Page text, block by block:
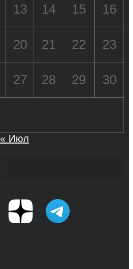
13 14 15 16
20 21 22 23
27 28 29 30
« Июл